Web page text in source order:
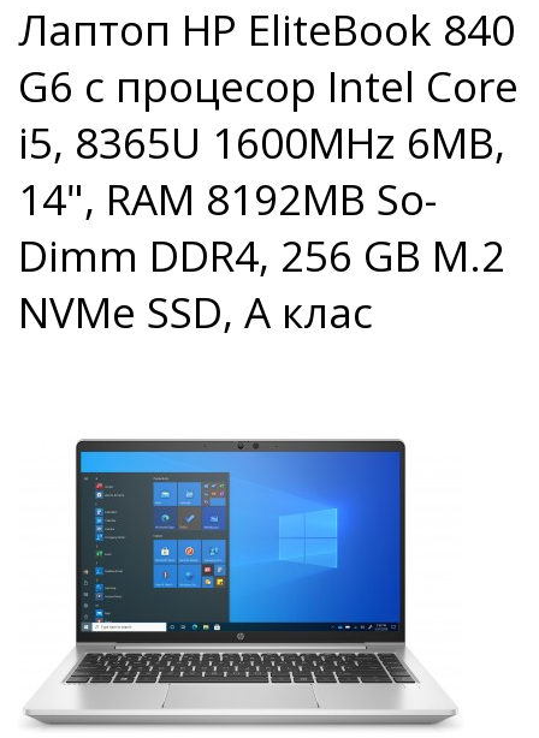
Лаптоп HP EliteBook 840
G6 с процесор Intel Core
i5, 8365U 1600MHz 6MB,
14", RAM 8192MB So-
Dimm DDR4, 256 GB M.2
NVMe SSD, A клас